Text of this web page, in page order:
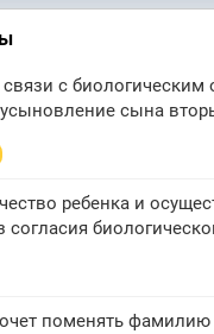
с биологическим
усыновление сына
ребенка и
поменять фамилию